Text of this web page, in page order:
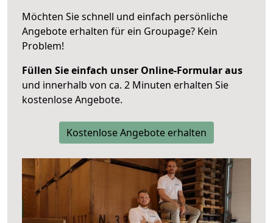
Möchten Sie schnell und einfach persönliche
Angebote erhalten für ein Groupage? Kein
Problem!
Füllen Sie einfach unser Online-Formular aus
und innerhalb von ca. 2 Minuten erhalten Sie
kostenlose Angebote.
Kostenlose Angebote erhalten